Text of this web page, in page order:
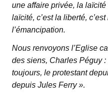
une affaire privée, la
laïcité, c’est la liberté, c’est
l’émancipation.
Nous renvoyons l’Eglise
des siens, Charles Péguy
toujours, le protestant
depuis Jules Ferry ».